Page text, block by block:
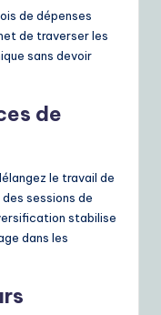
de dépenses
de traverser les
sans devoir
de
le travail de
sessions de
stabilise
dans les